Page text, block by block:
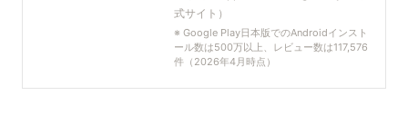
式サイト ）
※ Google Play日本版でのAndroidインスト
ール数は500万以上、レビュー数は117,576
件（2026年4月時点）